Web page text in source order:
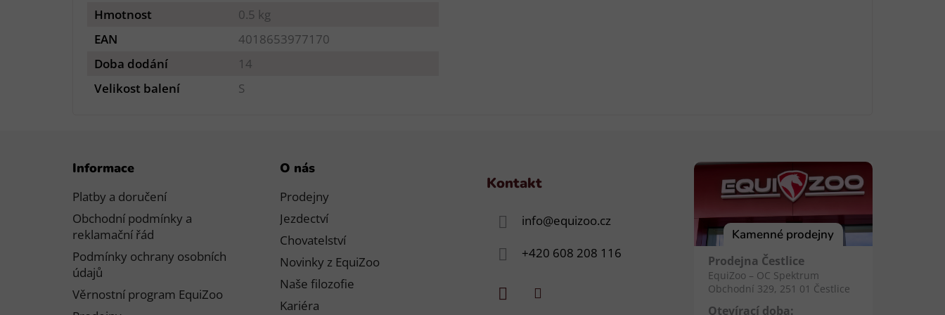
Hmotnost
0.5 kg
EAN
4018653977170
Doba dodání
14
Velikost balení
S
Informace
Platby a doručení
Obchodní podmínky a
reklamační řád
Podmínky ochrany osobních
údajů
Věrnostní program EquiZoo
O nás
Prodejny
Jezdectví
Chovatelství
Novinky z EquiZoo
Naše filozofie
Kariéra
Kontakt
info@equizoo.cz
+420 608 208 116
Kamenné prodejny
Prodejna Čestlice
EquiZoo – OC Spektrum
Obchodní 329, 251 01 Čestlice
Otevírací doba: